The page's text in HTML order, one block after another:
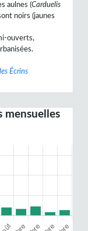
aulnes (Carduelis
noirs (jaunes
ouverts,
Écrins
mensuelles